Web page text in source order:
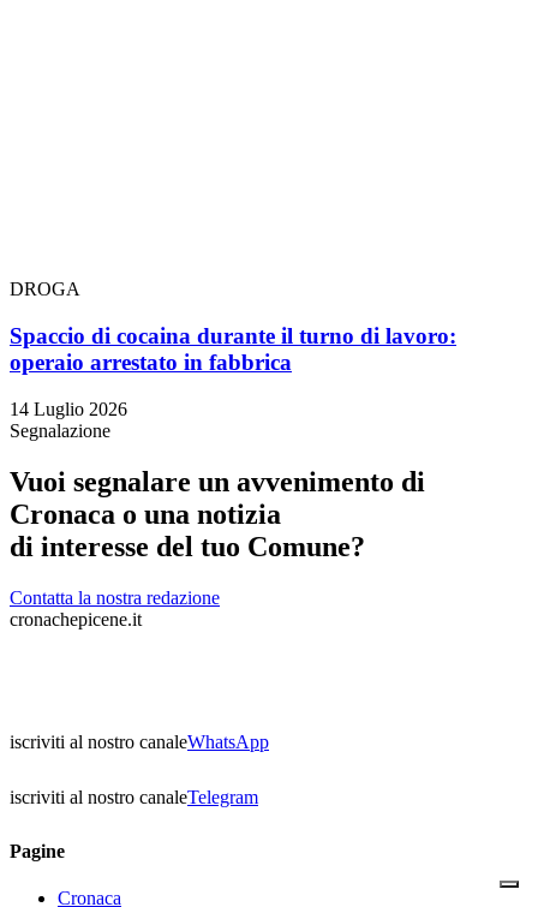
DROGA
Spaccio di cocaina durante il turno di lavoro:
operaio arrestato in fabbrica
14 Luglio 2026
Segnalazione
Vuoi segnalare un avvenimento di
Cronaca o una notizia
di interesse del tuo Comune?
Contatta la nostra redazione
cronachepicene.it
iscriviti al nostro canaleWhatsApp
iscriviti al nostro canaleTelegram
Pagine
Cronaca